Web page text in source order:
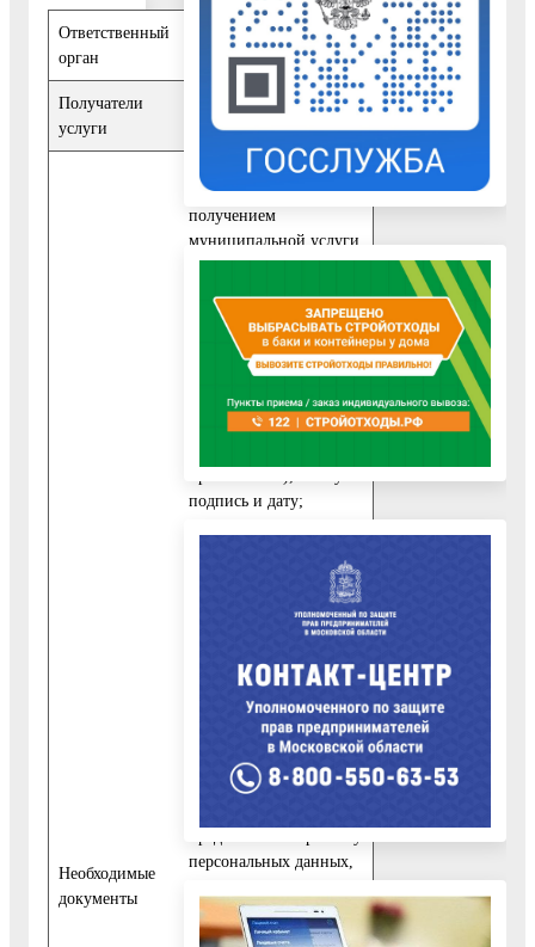
Ответственный
орган
Управление культуры
Получатели
услуги
Физические лица,
Юридические лица
Необходимые
документы
При обращении за
получением
муниципальной услуги
заявитель представляет:
заявление, которое
должно содержать
следующие сведения:
-для физических лиц:
фамилию, имя,
подпись и дату;
полное и сокращенное
наименование,
организационно-
правовую форму,
подпись руководителя
2)В случае, если
предоставление
персональных данных,
физические лица
прикладывают